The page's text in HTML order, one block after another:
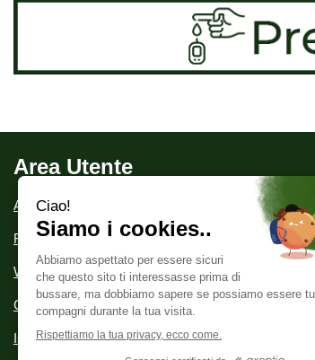
Area Utente
Area utente
Registrati
Wishlist
Contatti
Iscrizione alla Newsletter